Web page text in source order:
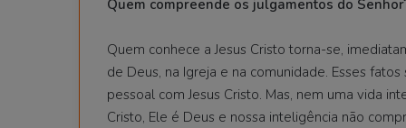
Quem compreende os julgamentos do
Quem conhece a Jesus Cristo torna-se,
de Deus, na Igreja e na comunidade. Esses
pessoal com Jesus Cristo. Mas, nem uma vida
Cristo, Ele é Deus e nossa inteligência não